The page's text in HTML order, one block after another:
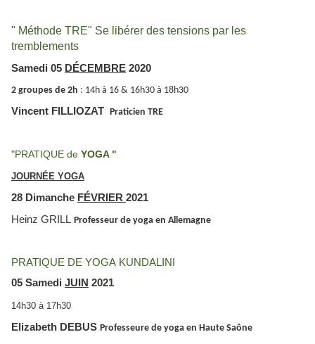
" Méthode TRE" Se libérer des tensions par les
tremblements
Samedi 05 DÉCEMBRE 2020
2 groupes de 2h : 14h à 16 & 16h30 à 18h30
Vincent FILLIOZAT Praticien TRE
"PRATIQUE de YOGA "
JOURNÉE YOGA
28 Dimanche FÉVRIER 2021
Heinz GRILL Professeur de yoga en Allemagne
PRATIQUE DE YOGA KUNDALINI
05 Samedi JUIN 2021
14h30 à 17h30
Elizabeth DEBUS Professeure de yoga en Haute Saône